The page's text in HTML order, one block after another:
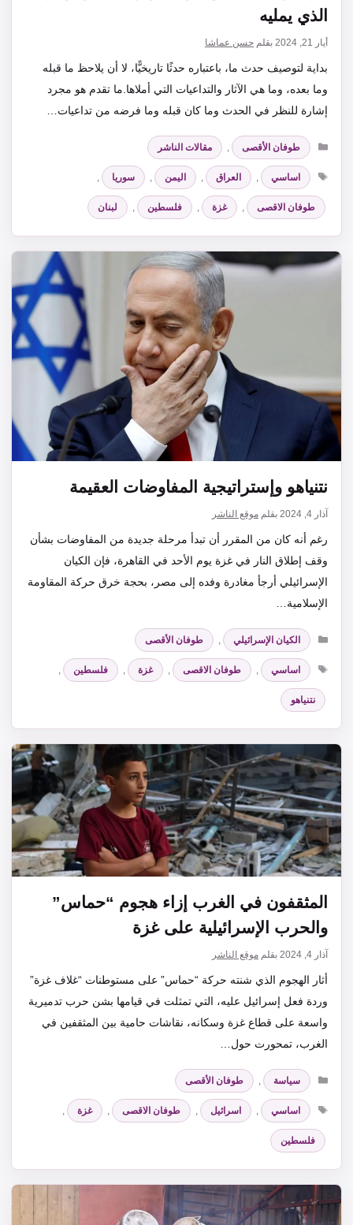
الذي يمليه
أيار 21, 2024 بقلم حسن عماشا
بداية لتوصيف حدث ما، باعتباره حدثًا تاريخيًّا، لا أن يلاحظ ما قبله
وما بعده، وما هي الآثار والتداعيات التي أملاها.ما تقدم هو مجرد
إشارة للنظر في الحدث وما كان قبله وما فرضه من تداعيات…
التصنيفات
طوفان الأقصى
مقالات الناشر
الوسوم
اساسي العراق اليمن سوريا
طوفان الاقصى غزة فلسطين لبنان
نتنياهو وإستراتيجية المفاوضات العقيمة
آذار 4, 2024 بقلم موقع الناشر
رغم أنه كان من المقرر أن تبدأ مرحلة جديدة من المفاوضات بشأن
وقف إطلاق النار في غزة يوم الأحد في القاهرة، فإن الكيان
الإسرائيلي أرجأ مغادرة وفده إلى مصر، بحجة خرق حركة المقاومة
الإسلامية…
التصنيفات
الكيان الإسرائيلي
طوفان الأقصى
الوسوم
اساسي طوفان الاقصى غزة فلسطين
نتنياهو
المثقفون في الغرب إزاء هجوم “حماس”
والحرب الإسرائيلية على غزة
آذار 4, 2024 بقلم موقع الناشر
أثار الهجوم الذي شنته حركة “حماس” على مستوطنات “غلاف غزة”
وردة فعل إسرائيل عليه، التي تمثلت في قيامها بشن حرب تدميرية
واسعة على قطاع غزة وسكانه، نقاشات حامية بين المثقفين في
الغرب، تمحورت حول…
التصنيفات
سياسة
طوفان الأقصى
الوسوم
اساسي اسرائيل طوفان الاقصى غزة
فلسطين